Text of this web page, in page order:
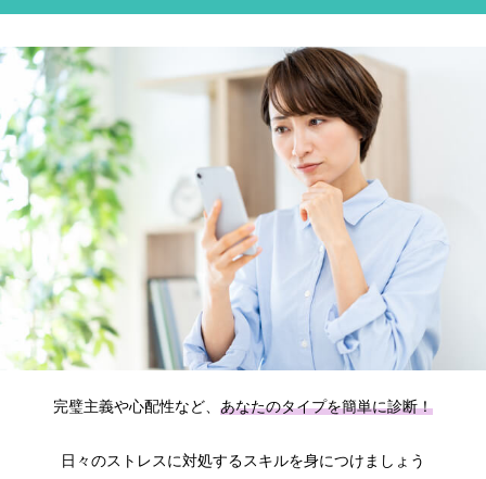
完璧主義や心配性など、 あなたのタイプを簡単に診断！
日々のストレスに対処するスキルを身につけましょう